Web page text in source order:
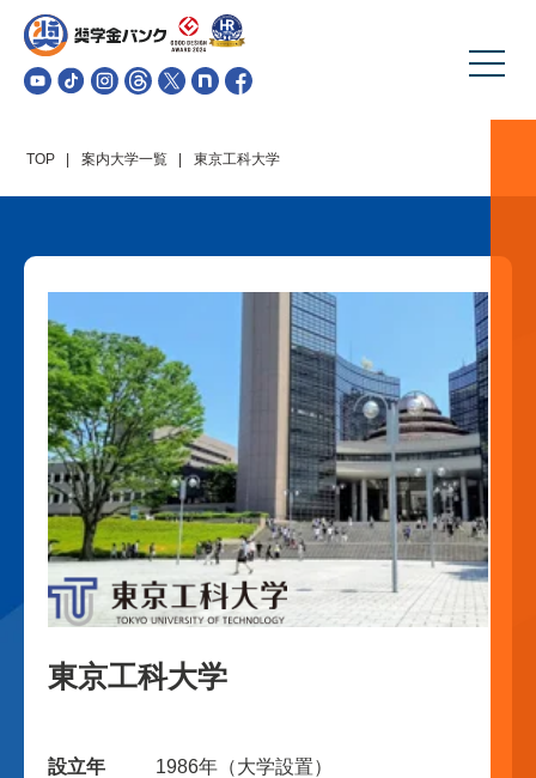
TOP 案内大学一覧 東京工科大学
東京工科大学
設立年 1986年（大学設置）